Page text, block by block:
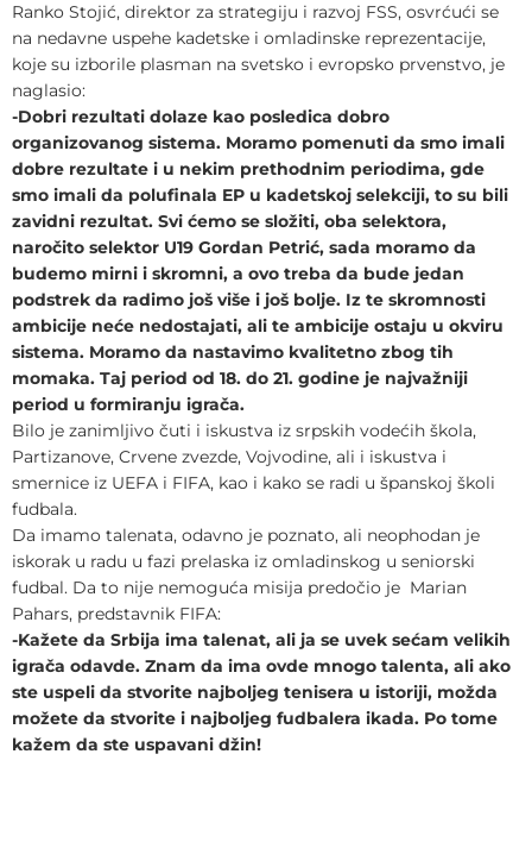
Ranko Stojić, direktor za strategiju i razvoj FSS, osvrćući se
na nedavne uspehe kadetske i omladinske reprezentacije,
koje su izborile plasman na svetsko i evropsko prvenstvo, je
naglasio:
-Dobri rezultati dolaze kao posledica dobro
organizovanog sistema. Moramo pomenuti da smo imali
dobre rezultate i u nekim prethodnim periodima, gde
smo imali da polufinala EP u kadetskoj selekciji, to su bili
zavidni rezultat. Svi ćemo se složiti, oba selektora,
naročito selektor U19 Gordan Petrić, sada moramo da
budemo mirni i skromni, a ovo treba da bude jedan
podstrek da radimo još više i još bolje. Iz te skromnosti
ambicije neće nedostajati, ali te ambicije ostaju u okviru
sistema. Moramo da nastavimo kvalitetno zbog tih
momaka. Taj period od 18. do 21. godine je najvažniji
period u formiranju igrača.
Bilo je zanimljivo čuti i iskustva iz srpskih vodećih škola,
Partizanove, Crvene zvezde, Vojvodine, ali i iskustva i
smernice iz UEFA i FIFA, kao i kako se radi u španskoj školi
fudbala.
Da imamo talenata, odavno je poznato, ali neophodan je
iskorak u radu u fazi prelaska iz omladinskog u seniorski
fudbal. Da to nije nemoguća misija predočio je Marian
Pahars, predstavnik FIFA:
-Kažete da Srbija ima talenat, ali ja se uvek sećam velikih
igrača odavde. Znam da ima ovde mnogo talenta, ali ako
ste uspeli da stvorite najboljeg tenisera u istoriji, možda
možete da stvorite i najboljeg fudbalera ikada. Po tome
kažem da ste uspavani džin!